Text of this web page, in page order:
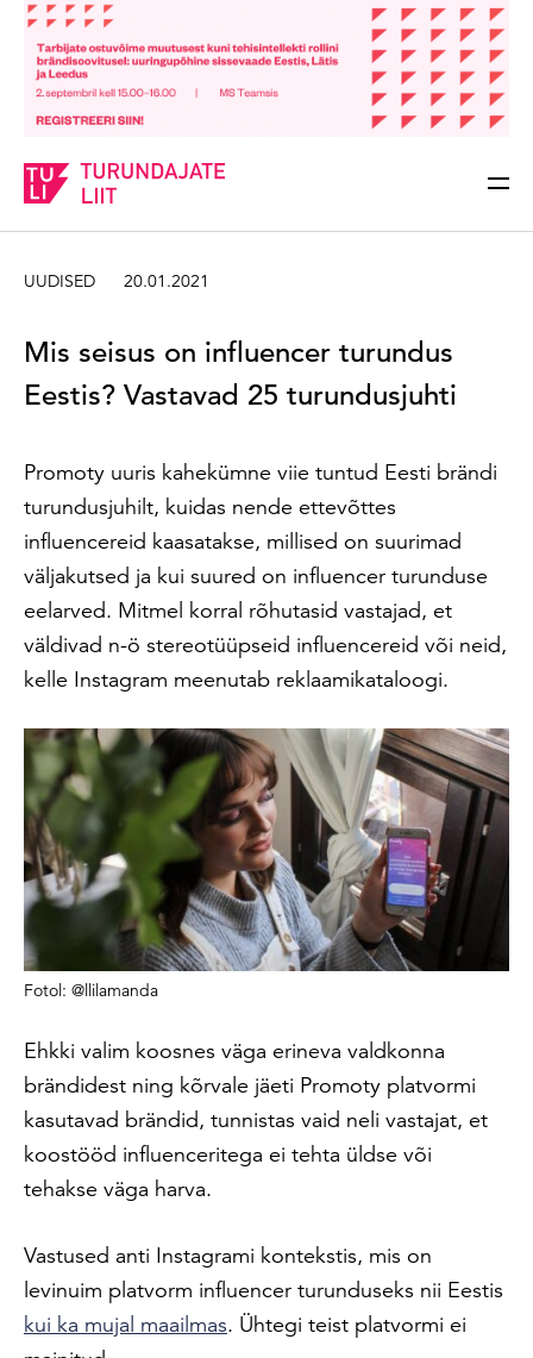
Sisesta märksõna
UUDISED 20.01.2021
Mis seisus on influencer turundus
Eestis? Vastavad 25 turundusjuhti
Promoty uuris kahekümne viie tuntud Eesti brändi
turundusjuhilt, kuidas nende ettevõttes
influencereid kaasatakse, millised on suurimad
väljakutsed ja kui suured on influencer turunduse
eelarved. Mitmel korral rõhutasid vastajad, et
väldivad n-ö stereotüüpseid influencereid või neid,
kelle Instagram meenutab reklaamikataloogi.
Fotol: @llilamanda
Ehkki valim koosnes väga erineva valdkonna
brändidest ning kõrvale jäeti Promoty platvormi
kasutavad brändid, tunnistas vaid neli vastajat, et
koostööd influenceritega ei tehta üldse või
tehakse väga harva.
Vastused anti Instagrami kontekstis, mis on
levinuim platvorm influencer turunduseks nii Eestis
kui ka mujal maailmas. Ühtegi teist platvormi ei